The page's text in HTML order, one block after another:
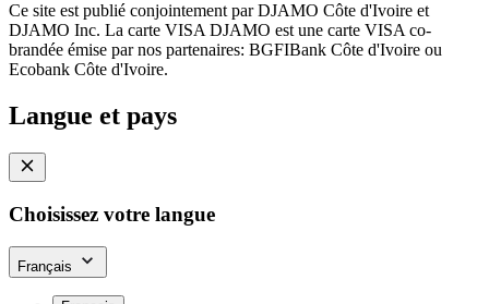
Ce site est publié conjointement par DJAMO Côte d'Ivoire et
DJAMO Inc. La carte VISA DJAMO est une carte VISA co-
brandée émise par nos partenaires: BGFIBank Côte d'Ivoire ou
Ecobank Côte d'Ivoire.
Langue et pays
Choisissez votre langue
Français